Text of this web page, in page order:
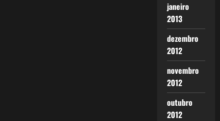
janeiro
2013
dezembro
2012
novembro
2012
outubro
2012